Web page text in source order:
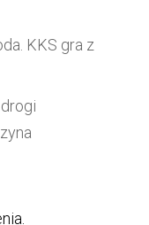
KKS gra z